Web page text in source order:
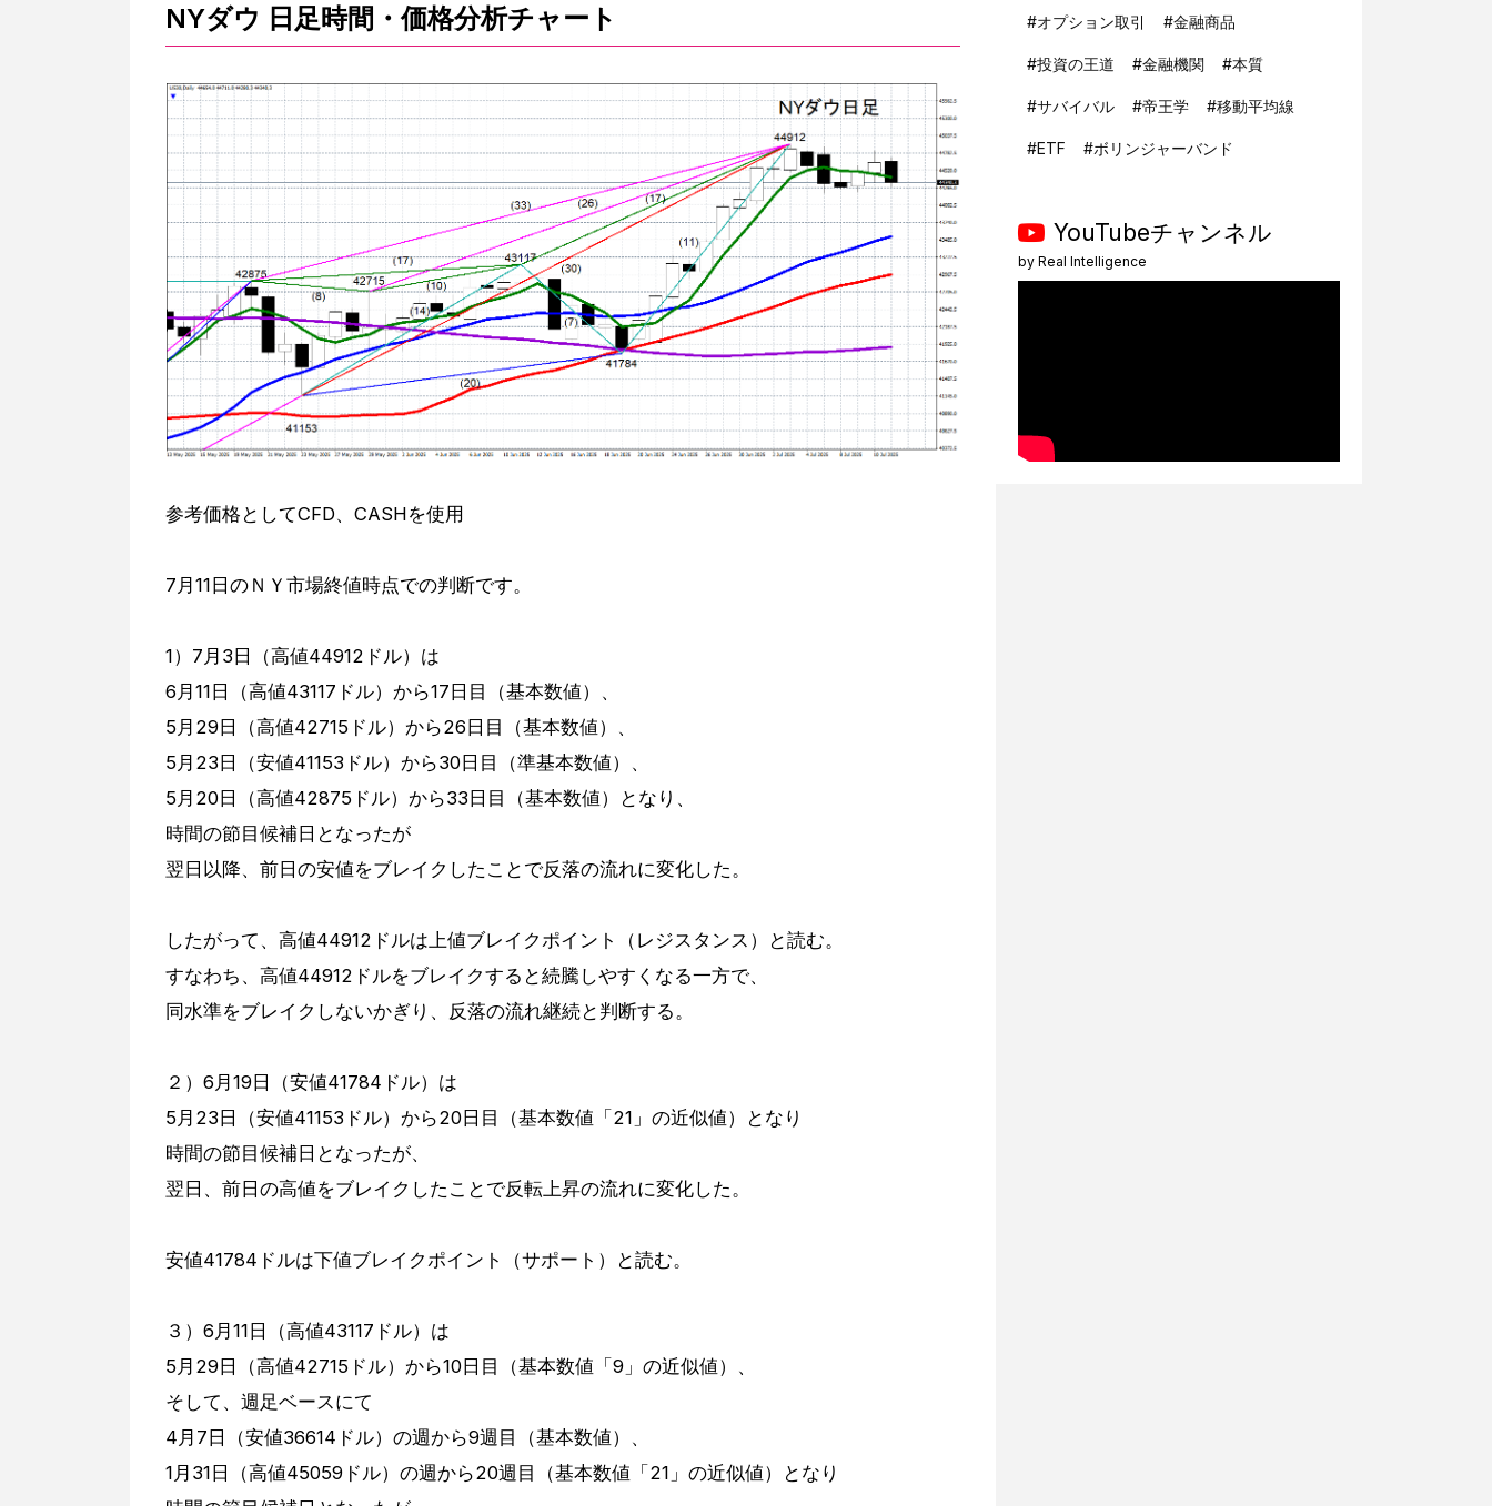
NYダウ 日足時間・価格分析チャート
参考価格としてCFD、CASHを使用
7月11日のＮＹ市場終値時点での判断です。
1）7月3日（高値44912ドル）は
6月11日（高値43117ドル）から17日目（基本数値）、
5月29日（高値42715ドル）から26日目（基本数値）、
5月23日（安値41153ドル）から30日目（準基本数値）、
5月20日（高値42875ドル）から33日目（基本数値）となり、
時間の節目候補日となったが
翌日以降、前日の安値をブレイクしたことで反落の流れに変化した。
したがって、高値44912ドルは上値ブレイクポイント（レジスタンス）と読む。
すなわち、高値44912ドルをブレイクすると続騰しやすくなる一方で、
同水準をブレイクしないかぎり、反落の流れ継続と判断する。
２）6月19日（安値41784ドル）は
5月23日（安値41153ドル）から20日目（基本数値「21」の近似値）となり
時間の節目候補日となったが、
翌日、前日の高値をブレイクしたことで反転上昇の流れに変化した。
安値41784ドルは下値ブレイクポイント（サポート）と読む。
３）6月11日（高値43117ドル）は
5月29日（高値42715ドル）から10日目（基本数値「9」の近似値）、
そして、週足ベースにて
4月7日（安値36614ドル）の週から9週目（基本数値）、
1月31日（高値45059ドル）の週から20週目（基本数値「21」の近似値）となり
#オプション取引 #金融商品
#投資の王道 #金融機関 #本質
#サバイバル #帝王学 #移動平均線
#ETF #ボリンジャーバンド
YouTubeチャンネル
by Real Intelligence